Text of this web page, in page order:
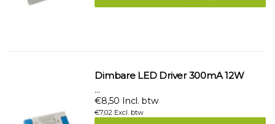
Dimbare LED Driver 300mA 12W
...
€8,50 Incl. btw
€7,02 Excl. btw